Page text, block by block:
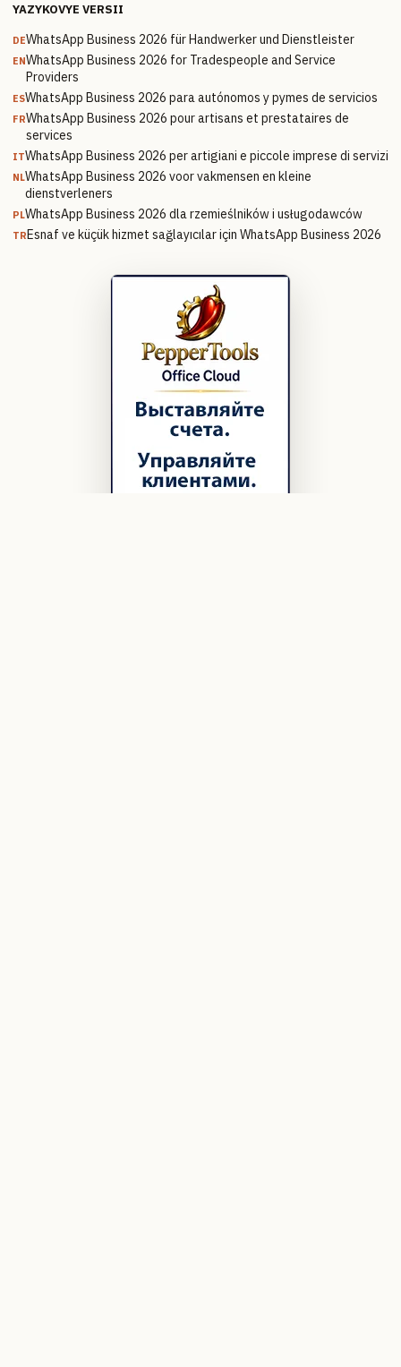
YAZYKOVYE VERSII
DEWhatsApp Business 2026 für Handwerker und Dienstleister
ENWhatsApp Business 2026 for Tradespeople and Service
Providers
ESWhatsApp Business 2026 para autónomos y pymes de servicios
FRWhatsApp Business 2026 pour artisans et prestataires de
services
ITWhatsApp Business 2026 per artigiani e piccole imprese di servizi
NLWhatsApp Business 2026 voor vakmensen en kleine
dienstverleners
PLWhatsApp Business 2026 dla rzemieślników i usługodawców
TREsnaf ve küçük hizmet sağlayıcılar için WhatsApp Business 2026